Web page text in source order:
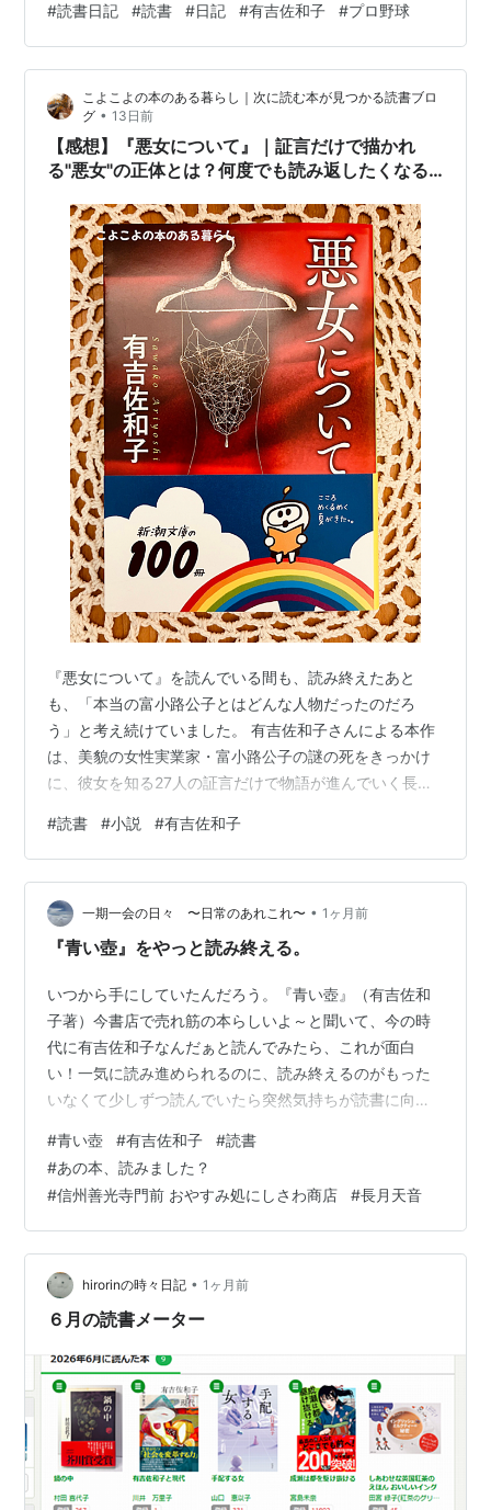
の頃よりも私は大人になっていて、手伝えることが沢山
あった。夜には従兄弟とその子たちも集まり、悲しみよ
りも賑やかな夜だった。今回、葬儀を執り行ってくれる
僧侶とも20年以上の付き合いとなる。親しみを込めて我
が家では君付で呼んでいる。きっと僧侶も20年たち、こ
んなにも賑やかになっていること…
#読書日記 #読書 #日記 #有吉佐和子 #プロ野球
こよこよの本のある暮らし｜次に読む本が見つかる読書ブロ
グ • 13日前
【感想】『悪女について』｜証言だけで描かれ
る"悪女"の正体とは？何度でも読み返したくなる
『悪女について』を読んでいる間も、読み終えたあと
も、「本当の富小路公子とはどんな人物だったのだろ
う」と考え続けていました。 有吉佐和子さんによる本作
は、美貌の女性実業家・富小路公子の謎の死をきっかけ
に、彼女を知る27人の証言だけで物語が進んでいく長編
上がり、読むたびに印象が変わる構成は圧巻でした。 人
間という存在の奥深さまで考えさせられる、何度でも読
み返したくなる名作です。 『悪女について』はどんな作
品？ 『悪女について』は、有吉佐和子さんによる長編小
説です。 謎の死を遂げた女性実業家・富小路公子。 彼女
#読書 #小説 #有吉佐和子
一期一会の日々 〜日常のあれこれ〜 • 1ヶ月前
『青い壺』をやっと読み終える。
いつから手にしていたんだろう。『青い壺』（有吉佐和
子著）今書店で売れ筋の本らしいよ～と聞いて、今の時
代に有吉佐和子なんだぁと読んでみたら、これが面白
い！一気に読み進められるのに、読み終えるのがもった
いなくて少しずつ読んでいたら突然気持ちが読書に向け
っとやっと読み終えた。時代背景は今とは全然違うの
に、しっくり入ってくるのはなんでだろう。大なり小な
り、どの年代であっても人は何かしらを抱えていること
に共感や励ましをもらえるからか。 青い壺は何かをした
わけでもなく 存在していただけ…とか何とか…は、BSテ
レ東「あの本、よみました？」の2月5日放送“20…
#青い壺 #有吉佐和子 #読書
#あの本、読みました？
#信州善光寺門前 おやすみ処にしさわ商店 #長月天音
hirorinの時々日記 • 1ヶ月前
６月の読書メーター